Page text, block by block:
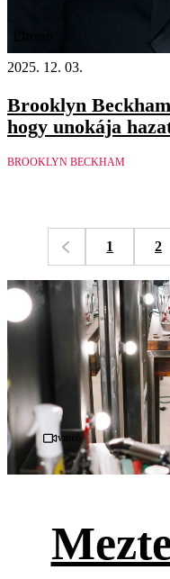
2025. 12. 03.
Brooklyn
hogy unokája
BROOKLYN BECKHAM
1 2
Videó